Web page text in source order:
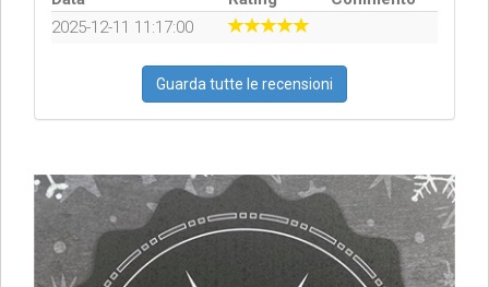
2025-12-11 11:17:00
Guarda tutte le recensioni